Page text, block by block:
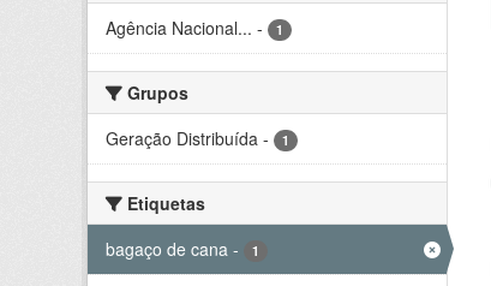
Agência Nacional... - 1
Grupos
Geração Distribuída - 1
Etiquetas
bagaço de cana - 1